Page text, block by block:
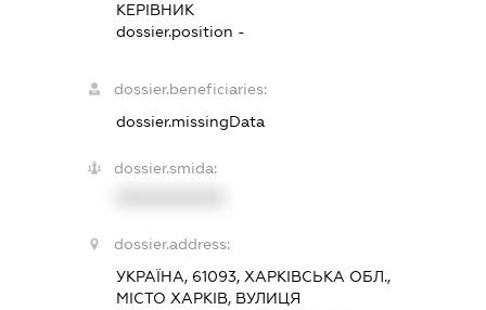
КЕРІВНИК
dossier.position -
dossier.beneficiaries:
dossier.missingData
dossier.smida:
dossier.address:
УКРАЇНА, 61093, ХАРКІВСЬКА ОБЛ.,
МІСТО ХАРКІВ, ВУЛИЦЯ